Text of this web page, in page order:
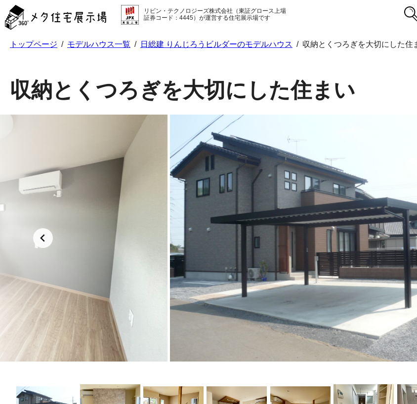
タ
住
リビン・テクノロジーズ株式会社（東証グロース上場
証券コード：4445）が運営する住宅展示場です
トップページ / モデルハウス一覧 / 日総建 りんじろうビルダーのモデルハウス / 収納とくつろぎを大切にした住
収納とくつろぎを大切にした住まい